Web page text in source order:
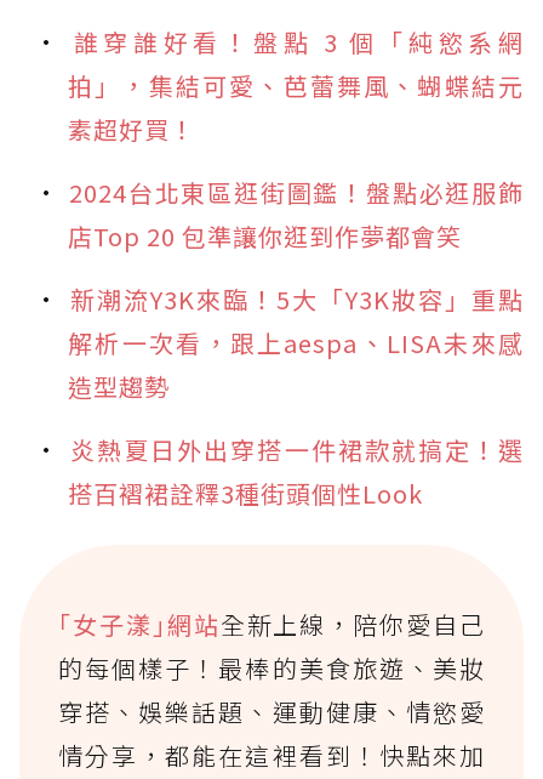
誰穿誰好看！盤點 3 個「純慾系網
拍」，集結可愛、芭蕾舞風、蝴蝶結元
素超好買！
2024台北東區逛街圖鑑！盤點必逛服飾
店Top 20 包準讓你逛到作夢都會笑
新潮流Y3K來臨！5大「Y3K妝容」重點
解析一次看，跟上aespa、LISA未來感
造型趨勢
炎熱夏日外出穿搭一件裙款就搞定！選
搭百褶裙詮釋3種街頭個性Look
｢女子漾｣網站全新上線，陪你愛自己
的每個樣子！最棒的美食旅遊、美妝
穿搭、娛樂話題、運動健康、情慾愛
情分享，都能在這裡看到！快點來加